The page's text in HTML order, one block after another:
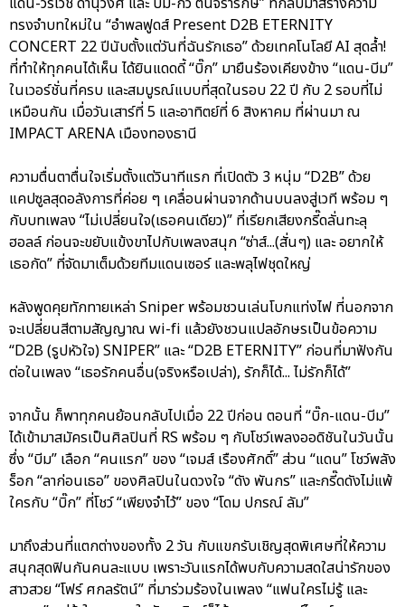
ทรงจำบทใหม่ใน “อำพลฟูดส์ Present D2B ETERNITY
CONCERT 22 ปีนับตั้งแต่วันที่ฉันรักเธอ” ด้วยเทคโนโลยี AI สุดล้ำ!
ที่ทำให้ทุกคนได้เห็น ได้ยินแดดดี้ “บิ๊ก” มายืนร้องเคียงข้าง “แดน-บีม”
ในเวอร์ชั่นที่ครบ และสมบูรณ์แบบที่สุดในรอบ 22 ปี กับ 2 รอบที่ไม่
เหมือนกัน เมื่อวันเสาร์ที่ 5 และอาทิตย์ที่ 6 สิงหาคม ที่ผ่านมา ณ
IMPACT ARENA เมืองทองธานี
ความตื่นตาตื่นใจเริ่มตั้งแต่วินาทีแรก ที่เปิดตัว 3 หนุ่ม “D2B” ด้วย
แคปซูลสุดอลังการที่ค่อย ๆ เคลื่อนผ่านจากด้านบนลงสู่เวที พร้อม ๆ
กับบทเพลง “ไม่เปลี่ยนใจ(เธอคนเดียว)” ที่เรียกเสียงกรี๊ดลั่นทะลุ
ฮอลล์ ก่อนจะขยับแข้งขาไปกับเพลงสนุก “ซ่าส์...(สั่นๆ) และ อยากให้
เธอกัด” ที่จัดมาเต็มด้วยทีมแดนเซอร์ และพลุไฟชุดใหญ่
หลังพูดคุยทักทายเหล่า Sniper พร้อมชวนเล่นโบกแท่งไฟ ที่นอกจาก
จะเปลี่ยนสีตามสัญญาณ wi-fi แล้วยังชวนแปลอักษรเป็นข้อความ
“D2B (รูปหัวใจ) SNIPER” และ “D2B ETERNITY” ก่อนที่มาฟังกัน
ต่อในเพลง “เธอรักคนอื่น(จริงหรือเปล่า), รักก็ได้... ไม่รักก็ได้”
จากนั้น ก็พาทุกคนย้อนกลับไปเมื่อ 22 ปีก่อน ตอนที่ “บิ๊ก-แดน-บีม”
ได้เข้ามาสมัครเป็นศิลปินที่ RS พร้อม ๆ กับโชว์เพลงออดิชันในวันนั้น
ซึ่ง “บีม” เลือก “คนแรก” ของ “เจมส์ เรืองศักดิ์” ส่วน “แดน” โชว์พลัง
ร็อก “ลาก่อนเธอ” ของศิลปินในดวงใจ “ดัง พันกร” และกรี๊ดดังไม่แพ้
ใครกับ “บิ๊ก” ที่โชว์ “เพียงจำไว้” ของ “โดม ปกรณ์ ลัม”
มาถึงส่วนที่แตกต่างของทั้ง 2 วัน กับแขกรับเชิญสุดพิเศษที่ให้ความ
สนุกสุดฟินกันคนละแบบ เพราะวันแรกได้พบกับความสดใสน่ารักของ
สาวสวย “โฟร์ ศกลรัตน์” ที่มาร่วมร้องในเพลง “แฟนใครไม่รู้ และ